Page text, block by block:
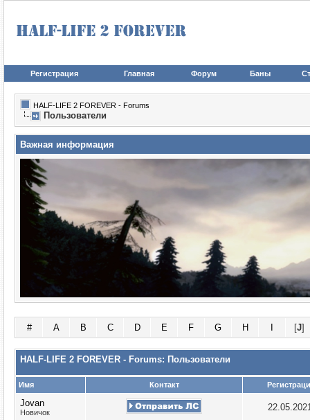
Регистрация Главная Форум Баны
HALF-LIFE 2 FOREVER - Forums
Пользователи
Важная информация
# A B C D E F G H [J]
HALF-LIFE 2 FOREVER - Forums: Пользователи
Имя Контакт
Jovan
Новичок